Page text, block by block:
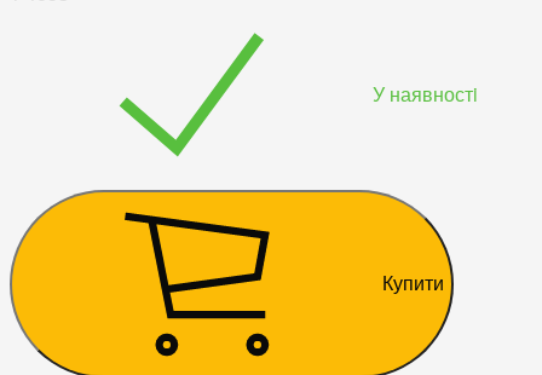
У наявностi
Купити